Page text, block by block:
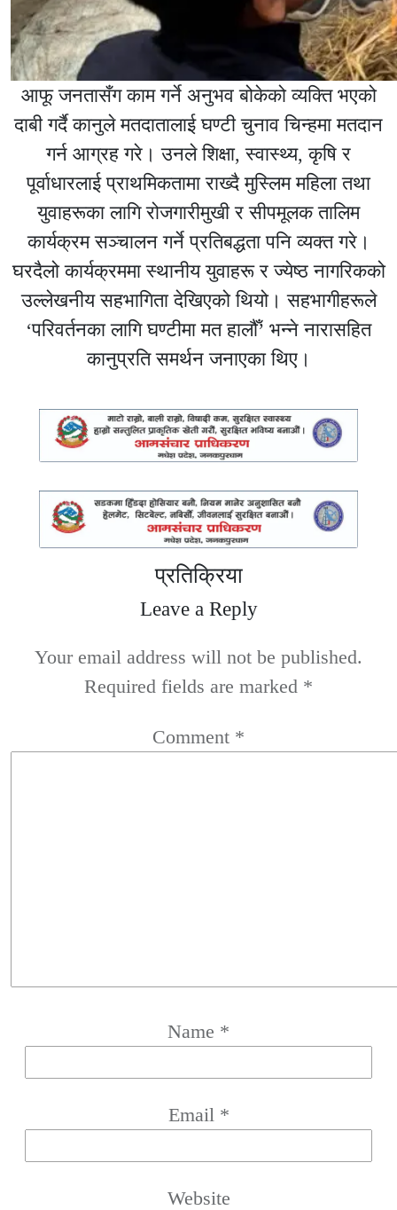
आफू जनतासँग काम गर्ने अनुभव बोकेको व्यक्ति भएको
दाबी गर्दै कानुले मतदातालाई घण्टी चुनाव चिन्हमा मतदान
गर्न आग्रह गरे। उनले शिक्षा, स्वास्थ्य, कृषि र
पूर्वाधारलाई प्राथमिकतामा राख्दै मुस्लिम महिला तथा
युवाहरूका लागि रोजगारीमुखी र सीपमूलक तालिम
कार्यक्रम सञ्चालन गर्ने प्रतिबद्धता पनि व्यक्त गरे।
घरदैलो कार्यक्रममा स्थानीय युवाहरू र ज्येष्ठ नागरिकको
उल्लेखनीय सहभागिता देखिएको थियो। सहभागीहरूले
‘परिवर्तनका लागि घण्टीमा मत हालौँ’ भन्ने नारासहित
कानुप्रति समर्थन जनाएका थिए।
प्रतिक्रिया
Leave a Reply
Your email address will not be published.
Required fields are marked *
Comment *
Name *
Email *
Website